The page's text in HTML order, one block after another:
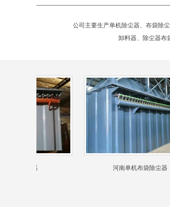
公司主要生产单机除尘器、布袋除
卸料器、除尘器布
河南单机布袋除尘器